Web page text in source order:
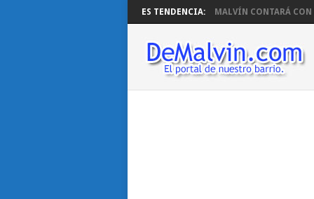
ES TENDENCIA: MALVÍN CONTARÁ CON